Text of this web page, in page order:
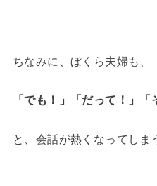
ちなみに、ぼくら夫婦も、
「でも！」「だって！」「
と、会話が熱くなってしま